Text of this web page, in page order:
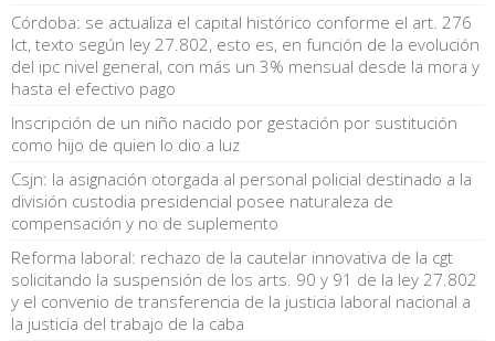
Córdoba: se actualiza el capital histórico conforme el art. 276
lct, texto según ley 27.802, esto es, en función de la evolución
del ipc nivel general, con más un 3% mensual desde la mora y
hasta el efectivo pago
Inscripción de un niño nacido por gestación por sustitución
como hijo de quien lo dio a luz
Csjn: la asignación otorgada al personal policial destinado a la
división custodia presidencial posee naturaleza de
compensación y no de suplemento
Reforma laboral: rechazo de la cautelar innovativa de la cgt
solicitando la suspensión de los arts. 90 y 91 de la ley 27.802
y el convenio de transferencia de la justicia laboral nacional a
la justicia del trabajo de la caba